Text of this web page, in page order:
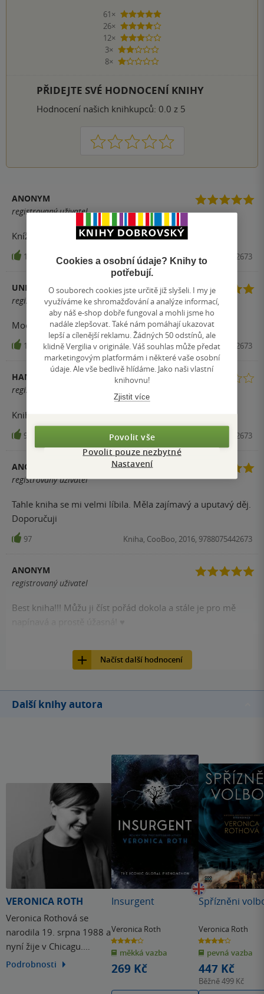
61×
5 hvězdiček
26×
4 hvězdičky
12×
3 hvězdičky
3×
2 hvězdičky
8×
1 hvezdička
PŘIDEJTE SVÉ HODNOCENÍ KNIHY
Hodnocení našich knihkupců: 0.0 z 5
1 2 3 4 5
ANONYM
registrovaný uživatel
Knížka mě mile překvapila.Moc se těším na další díl.
104 Kniha, CooBoo, 2016, 9788075442673
UNDYING
registrovaný uživatel
Moc se mi líbilo
104 Kniha, CooBoo, 2016, 9788075442673
HAN
registrovaný uživatel
Kniha je bez děje.
98 Kniha, CooBoo, 2016, 9788075442673
ANONYM
registrovaný uživatel
Tahle kniha se mi velmi líbila. Měla zajímavý a uputavý děj.
Doporučuji
97 Kniha, CooBoo, 2016, 9788075442673
ANONYM
registrovaný uživatel
Best kniha!!! Můžu ji číst pořád dokola a stále je pro mě
Načíst další hodnocení
Další knihy autora
VERONICA ROTH
Veronica Rothová se
narodila 19. srpna 1988 a
nyní žije v Chicagu.
Proslula především svou
Podrobnosti
Insurgent
Veronica Roth
4.2
z
5
hvězdiček
měkká vazba
269 Kč
Spřízněni
Veronica Roth
4.1
z
5
hvězdiček
pevná vazba
447 Kč
Běžně499 Kč
Cookies a osobní údaje? Knihy to
potřebují.
O souborech cookies jste určitě již slyšeli. I my je
využíváme ke shromažďování a analýze informací,
aby náš e-shop dobře fungoval a mohli jsme ho
nadále zlepšovat. Také nám pomáhají ukazovat
lepší a cílenější reklamu. Žádných 50 odstínů, ale
klidně Vergilia v originále. Váš souhlas může předat
marketingovým platformám i některé vaše osobní
údaje. Ale vše bedlivě hlídáme. Jako naši vlastní
knihovnu!
Zjistit více
Povolit vše
Povolit pouze nezbytné
Nastavení